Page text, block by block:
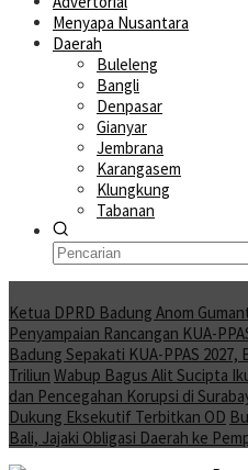
Menyapa Nusantara
Daerah
Buleleng
Bangli
Denpasar
Gianyar
Jembrana
Karangasem
Klungkung
Tabanan
Ketua DPRD Badung Anom
Penyampaian Rancangan KUA-
Badung Sepakati KUA-PPAS
Triliun Wabup Bagus Alit Sucipta
dan Pencegahan Korupsi di
Dukung Eksekutif Terbitkan OD
Bali, Jajaki Obligasi Daerah ke